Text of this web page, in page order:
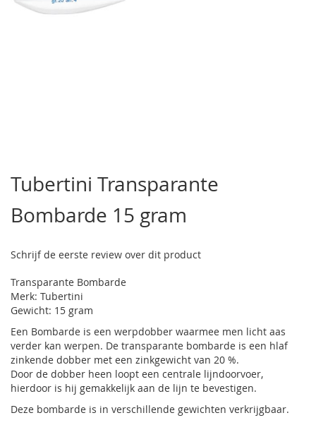
het
begin
van
de
gallerij
Tubertini Transparante
Bombarde 15 gram
Schrijf de eerste review over dit product
Transparante Bombarde
Merk: Tubertini
Gewicht: 15 gram
Een Bombarde is een werpdobber waarmee men licht aas
verder kan werpen. De transparante bombarde is een hlaf
zinkende dobber met een zinkgewicht van 20 %.
Door de dobber heen loopt een centrale lijndoorvoer,
hierdoor is hij gemakkelijk aan de lijn te bevestigen.
Deze bombarde is in verschillende gewichten verkrijgbaar.